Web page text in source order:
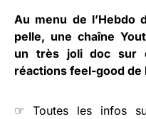
Au menu de l’Hebdo
pelle, une chaîne
un très joli doc sur
réactions feel-good de
☞ Toutes les infos